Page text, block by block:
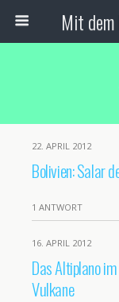
Mit
22. APRIL 2012
Bolivien: Salar
1 ANTWORT
16. APRIL 2012
Das Altiplano
Vulkane